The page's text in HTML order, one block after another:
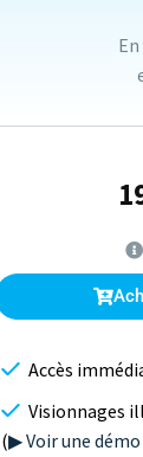
Accès
Visionnages
(▶ Voir une